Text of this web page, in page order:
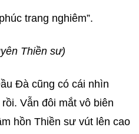
trang nghiêm”.
Thiền sư)
Đà cũng có cái nhìn
Vẫn đôi mắt vô biên
hồn Thiền sư vút lên cao